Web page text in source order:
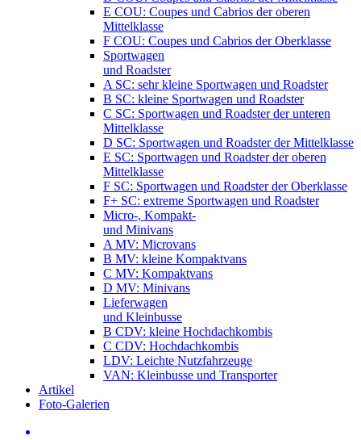
E COU: Coupes und Cabrios der oberen
Mittelklasse
F COU: Coupes und Cabrios der Oberklasse
Sportwagen
und Roadster
A SC: sehr kleine Sportwagen und Roadster
B SC: kleine Sportwagen und Roadster
C SC: Sportwagen und Roadster der unteren
Mittelklasse
D SC: Sportwagen und Roadster der Mittelklasse
E SC: Sportwagen und Roadster der oberen
Mittelklasse
F SC: Sportwagen und Roadster der Oberklasse
F+ SC: extreme Sportwagen und Roadster
Micro-, Kompakt-
und Minivans
A MV: Microvans
B MV: kleine Kompaktvans
C MV: Kompaktvans
D MV: Minivans
Lieferwagen
und Kleinbusse
B CDV: kleine Hochdachkombis
C CDV: Hochdachkombis
LDV: Leichte Nutzfahrzeuge
VAN: Kleinbusse und Transporter
Artikel
Foto-Galerien